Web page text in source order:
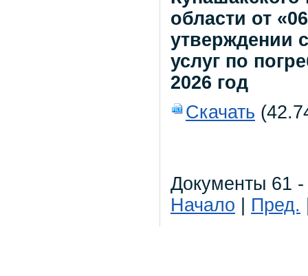
области от
утверждении
услуг по
2026 год
Скачать
Документы 61 -
Начало
Пред.